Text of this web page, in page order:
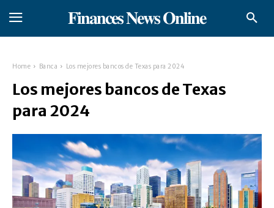
𝐅𝐢𝐧𝐚𝐧𝐜𝐞𝐬 𝐍𝐞𝐰𝐬 𝐎𝐧𝐥𝐢𝐧𝐞
Home Banca Los mejores bancos de Texas para 2024
Los mejores bancos de Texas
para 2024